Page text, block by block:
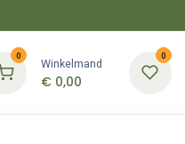
0
Winkelmand
€ 0,00
0